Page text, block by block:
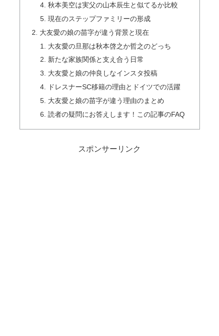
秋本美空は実父の山本辰生と似てるか比較
現在のステップファミリーの形成
大友愛の娘の苗字が違う背景と現在
大友愛の旦那は秋本啓之か哲之のどっち
新たな家族関係と支え合う日常
大友愛と娘の仲良しなインスタ投稿
ドレスナーSC移籍の理由とドイツでの活躍
大友愛と娘の苗字が違う理由のまとめ
読者の疑問にお答えします！この記事のFAQ
スポンサーリンク